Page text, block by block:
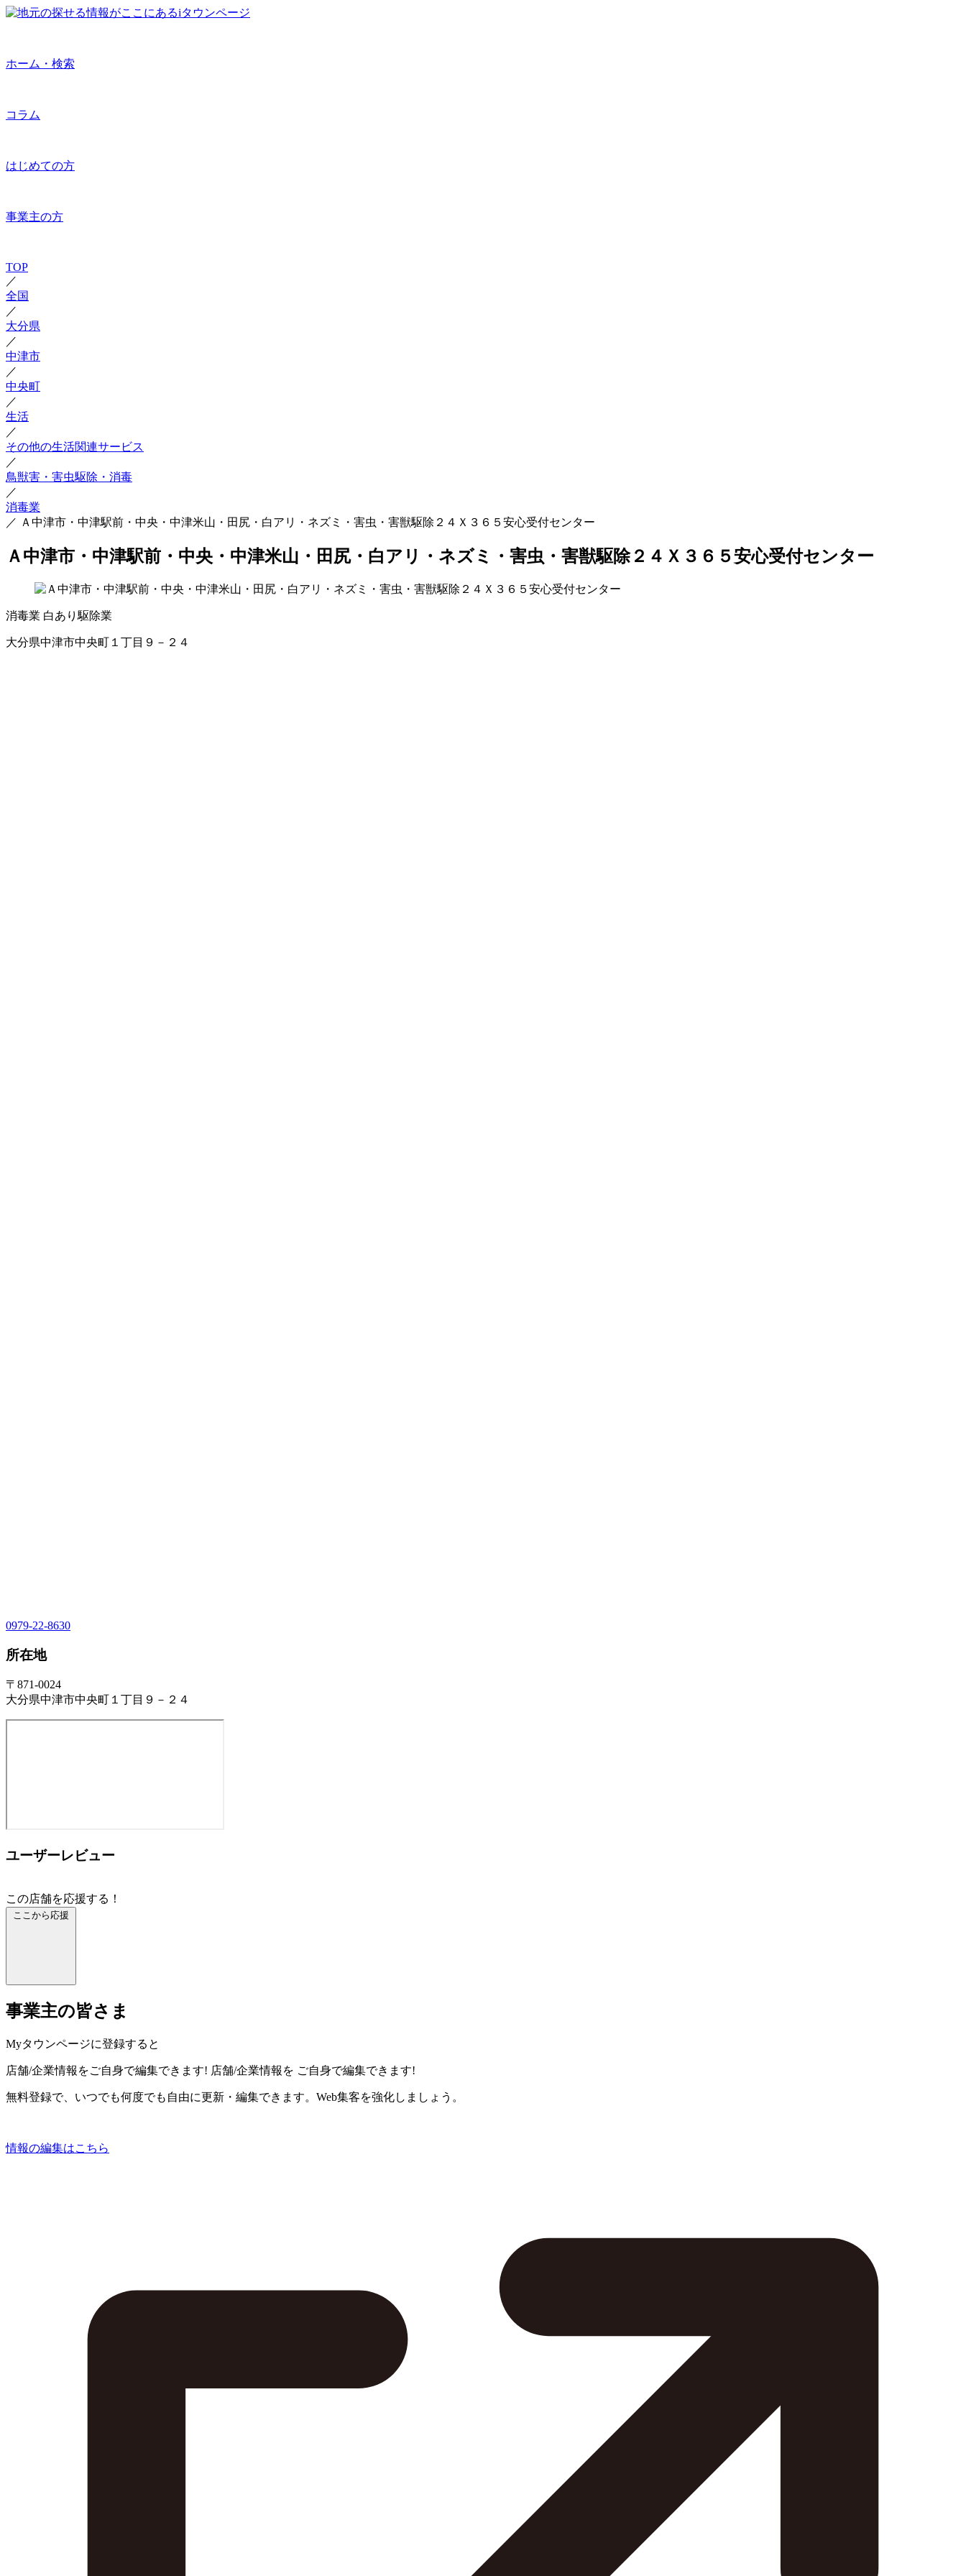
ホーム・検索
コラム
はじめての方
事業主の方
TOP
／
全国
／
大分県
／
中津市
／
中央町
／
生活
／
その他の生活関連サービス
／
鳥獣害・害虫駆除・消毒
／
消毒業
／ Ａ中津市・中津駅前・中央・中津米山・田尻・白アリ・ネズミ・害虫・害獣駆除２４Ｘ３６５安心受付センター
Ａ中津市・中津駅前・中央・中津米山・田尻・白アリ・ネズミ・害虫・害獣駆除２４Ｘ３６５安心受付センター
消毒業 白あり駆除業
大分県中津市中央町１丁目９－２４
0979-22-8630
所在地
〒871-0024
大分県中津市中央町１丁目９－２４
ユーザーレビュー
この店舗を応援する！
ここから応援
事業主の皆さま
Myタウンページに登録すると
店舗/企業情報をご自身で編集できます! 店舗/企業情報を ご自身で編集できます!
無料登録で、いつでも何度でも自由に更新・編集できます。Web集客を強化しましょう。
情報の編集はこちら